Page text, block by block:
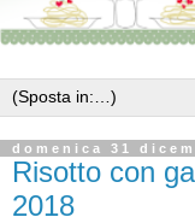
domenica 31
Risotto con
2018